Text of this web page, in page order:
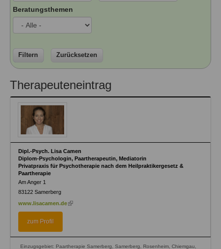
Qualitätssicherung
Qualität unserer Therapeuten
Familienthemen
Veranstaltungen
Seminare und Kurse
Fortbildungen
Ausbildungsinstitute
Information über Qualifikation
Liste der Fachverbände
vergessen?
Sitemap
Links
Formular zur Registrierung
Beratungsthemen
Filtern Zurücksetzen
Therapeuteneintrag
Dipl.-Psych. Lisa Camen
Diplom-Psychologin, Paartherapeutin, Mediatorin
Privatpraxis für Psychotherapie nach dem Heilpraktikergesetz &
Paartherapie
Am Anger 1
83122 Samerberg
www.lisacamen.de (link
zum Profil
Einzugsgebiet: Paartherapie Samerberg, Samerberg, Rosenheim, Chiemgau,